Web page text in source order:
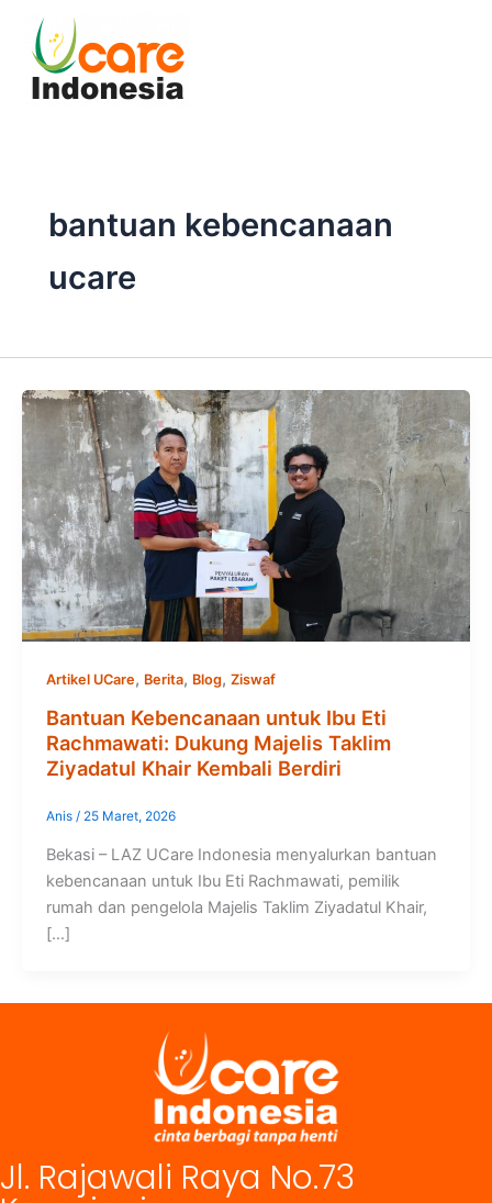
content
bantuan kebencanaan
ucare
Artikel UCare, Berita, Blog, Ziswaf
Bantuan Kebencanaan untuk Ibu Eti
Rachmawati: Dukung Majelis Taklim
Ziyadatul Khair Kembali Berdiri
Anis / 25 Maret, 2026
Bekasi – LAZ UCare Indonesia menyalurkan bantuan
kebencanaan untuk Ibu Eti Rachmawati, pemilik
rumah dan pengelola Majelis Taklim Ziyadatul Khair,
[…]
Jl. Rajawali Raya No.73